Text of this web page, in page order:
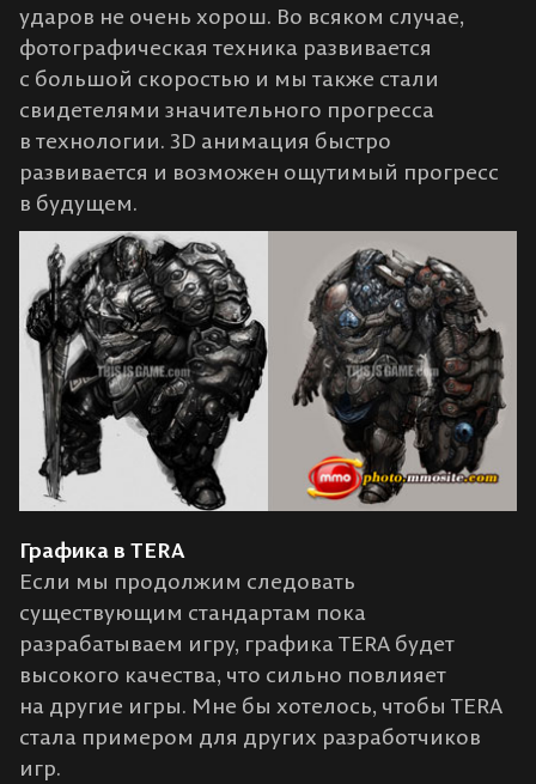
ударов не очень хорош. Во всяком случае,
фотографическая техника развивается
с большой скоростью и мы также стали
свидетелями значительного прогресса
в технологии. 3D анимация быстро
развивается и возможен ощутимый прогресс
в будущем.
Графика в TERA
Если мы продолжим следовать
существующим стандартам пока
разрабатываем игру, графика TERA будет
высокого качества, что сильно повлияет
на другие игры. Мне бы хотелось, чтобы TERA
стала примером для других разработчиков
игр.